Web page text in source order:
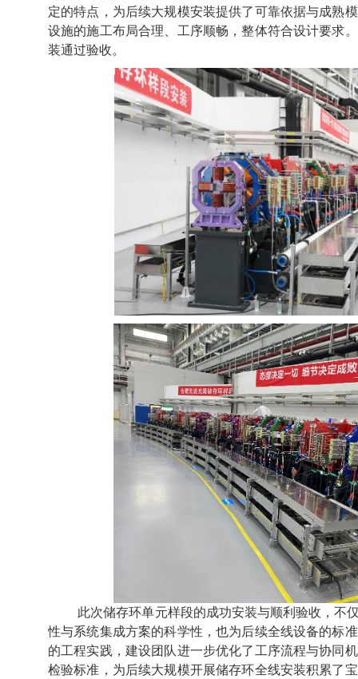
定的特点，为后续大规模安装提供了可靠依据与成熟
设施的施工布局合理、工序顺畅，整体符合设计要求
装通过验收。
此次储存环单元样段的成功安装与顺利验收，不
性与系统集成方案的科学性，也为后续全线设备的标
的工程实践，建设团队进一步优化了工序流程与协同
检验标准，为后续大规模开展储存环全线安装积累了